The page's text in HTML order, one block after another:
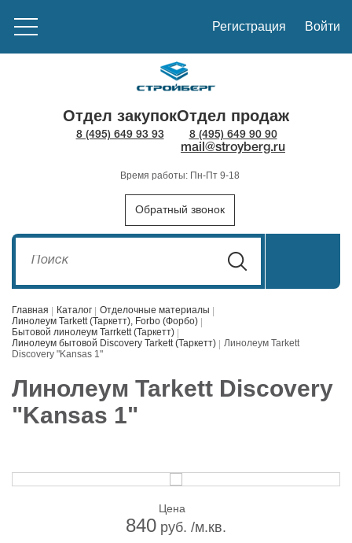
Регистрация Войти
Отдел закупок
8 (495) 649 93 93
Отдел продаж
8 (495) 649 90 90
mail@stroyberg.ru
Время работы: Пн-Пт 9-18
Обратный звонок
Главная Каталог
Отделочные материалы
Линолеум Tarkett (Таркетт), Forbo (Форбо)
Бытовой линолеум Tarrkett (Таркетт)
Линолеум бытовой Discovery Tarkett (Таркетт)
Линолеум Tarkett
Discovery "Kansas 1"
Линолеум Tarkett Discovery
"Kansas 1"
Цена
840 руб. /м.кв.